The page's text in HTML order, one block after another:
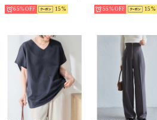
65% 15 55% 15